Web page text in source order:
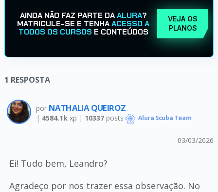
AINDA NÃO FAZ PARTE DAALURA?
MATRICULE-SE E TENHAACESSO A
TODOS OS CURSOS E CONTEÚDOS
VEJA OS
PLANOS
1 RESPOSTA
por NATHALIA QUEIROZ
| 4584.1k xp | 10337posts Alura Scuba Team
03/03/2026
Ei! Tudo bem, Leandro?
Agradeço por nos trazer essa observação. No